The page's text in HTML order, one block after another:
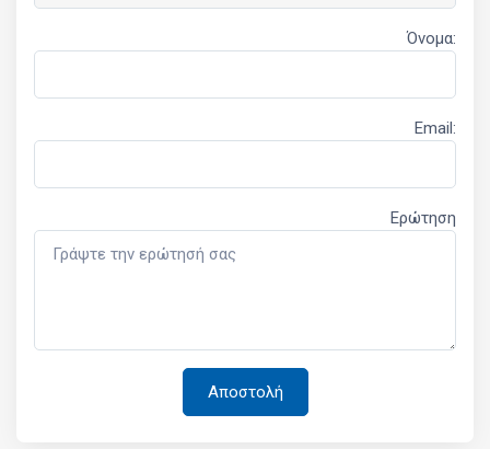
Όνομα:
Email:
Ερώτηση